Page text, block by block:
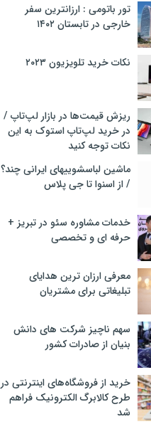
تور باتومی : ارزانترین سفر
خارجی در تابستان ۱۴۰۲
نکات خرید تلویزیون ۲۰۲۳
ریزش قیمت‌ها در بازار لپ‌تاپ /
در خرید لپ‌تاپ استوک به این
نکات توجه کنید
ماشین لباسشویی‎های ایرانی چند؟
/ از اسنوا تا جی پلاس
خدمات مشاوره سئو در تبریز +
حرفه ای و تخصصی
معرفی ارزان ترین هدایای
تبلیغاتی برای مشتریان
سهم ناچیز شرکت های دانش
بنیان از صادرات کشور
خرید از فروشگاه‌های اینترنتی در
طرح کالابرگ الکترونیک فراهم
شد